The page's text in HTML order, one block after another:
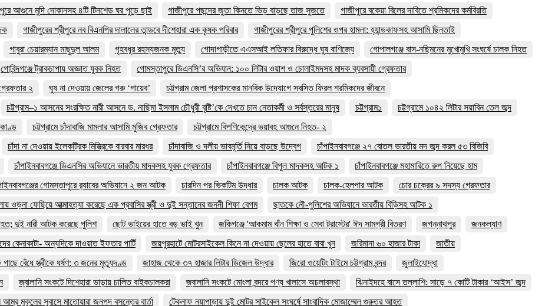
আগুনে মুদি দোকানসহ ৪টি টিনশেড ঘর পুড়ে ছাই গাজীপুরে পছন্দের জুতা কিনতে ভিড় বাড়ছে তাজ সুজতে
গাজীপুরে বকেয়া বিলের দাবিতে শ্রমিকদের কর্মবিরতি
গাজীপুরের শ্রীপুরে নব বিএনপির দালালের তান্ডবে দীশেহারা এক কৃষক পরিবার
গাজীপুরের শ্রীপুরে পুলিশের ওপর হামলা: হ্যান্ডকাফসহ আসামি ছিনতাই
গাবুরা চেয়ারম্যান মাছুদুল আলম গৃহবধূর রহস্যজনক মৃত্যু গোদাগাড়ীতে এএসআই লতিফার বিরুদ্ধে ঘুষ বাণিজ্যে
গোপালগঞ্জে বাস-নছিমনের মুখোমুখি সংঘর্ষে চালক নিহত
গোবিন্দগঞ্জে ট্রাকচাপায় অজ্ঞাত যুবক নিহত
গোমস্তাপুরে ডিএনসি’র অভিযান: ১০০ লিটার ওয়াশ ও চোলাইমদসহ মাদক ব্যবসায়ী গ্রেফতার
২
ঘুষ না দেওয়ায় জেলের গরু ‘গায়েব’
চট্টগ্রাম জেলা প্রশাসকের মানবিক উদ্যোগে স্বস্তি ফিরল শ্রমিকদের জীবনে
চট্টগ্রাম–১ আসনের সংরক্ষিত নারী আসনে ড. নাছিমা ইসলাম চৌধুরী বৃষ্টি’কে দেখতে চান নেতাকর্মী ও সর্বস্তরের মানুষ চট্টগ্রাম১
চট্টগ্রামে ১০৪২ লিটার সয়াবিন তেল জব্দ
চট্টগ্রামে চাঁদাবাজি মামলার আসামি মুজিব গ্রেফতার
চট্টগ্রামে বিপণিকেন্দ্রে ভয়াবহ আগুনে নিহত- ২
চাঁদা না দেওয়ায় ইলেকট্রিক মিস্ত্রিকে বারবার মারধর চাঁদাবাজি ও দলীয় ভাবমূর্তি নিয়ে বাড়ছে উদ্বেগ
চাঁপাইনবাবগঞ্জে ২৭ বোতল ভারতীয় মদ জব্দ করল ৫৩ বিজিবি
চাঁপাইনবাবগঞ্জে ডিএনসির অভিযানে ভারতীয় মাদকসহ যুবক গ্রেফতার চাঁপাইনবাবগঞ্জে বিপুল মাদকসহ আটক ১
চাঁপাইনবাবগঞ্জে মহামারিতে রুপ নিয়েছে হাম
গোমস্তাপুরে র‍্যাবের অভিযানে ২ জন আটক চারদিন পর ভিকটিম উদ্ধার চালক আটক চালক-হেলপার আটক
চোর চক্রের ৯ সদস্য গ্রেফতার
ওড়না ফেছিয়ে আত্মাহত্যা করেছে এক প্রবাসির স্ত্রী ও দুই সন্তানের জননী শিফা বেগম
ছাতকে নৌ-পুলিশের অভিযানে ভারতীয় বিড়িসহ আটক ১
দুই নারী আটক করেছে পুলিশ ছোট ভাইয়ের হাতে বড় ভাই খুন জকিগঞ্জে 'আকমাম খাঁন শিক্ষা ও সেবা ট্রাস্টের' ঈদ সামগ্রী বিতরণ জগন্নাথপুর
জনকল্যাণ
কেনাকাটা- অন্যদিকে দাওয়াত ইফতার পার্টি জয়পুরহাটে মোটরসাইকেল কিনে না দেওয়ায় ছেলের হাতে বাবা খুন জরিমানা ৬০ হাজার টাকা
জাতীয়
গাছে বেঁধে স্ত্রীকে ধর্ষণ: ৩ জনের মৃত্যুদণ্ড জাহাজ থেকে ৩৭ হাজার লিটার ডিজেল উদ্ধার জিরো ওয়েটিং টাইমে চট্টগ্রাম বন্দর
জুলাইযোদ্ধা
জ্বালানি সংকটে দিশেহারা ভাড়ায় চালিত বাইকচালকরা জ্বালানি সংকটে মোংলা বন্দরে পণ্য খালাসে অচলাবস্থা
ঝিনাইদহে বাসে তল্লাশি: সাড়ে ৭ কোটি টাকার ‘আইস’ জব্দ
আম্র মুকুলের সুবাসে মাতোয়ারা জনপদ বসন্তের বার্তা টেকনাফ নয়াপাড়ায় দুই মোটর সাইকেল সংঘর্ষে সাংবাদিক মোজাম্মেল গুরুতর আহত